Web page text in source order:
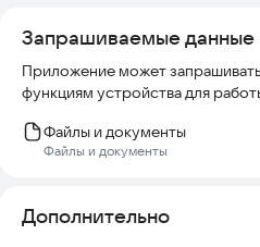
Запрашиваемые данные
Приложение может
функциям устройства для
Файлы и документы
Файлы и документы
Дополнительно